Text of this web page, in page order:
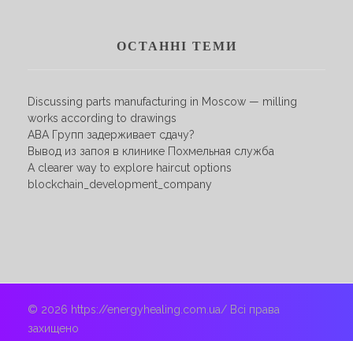
ОСТАННІ ТЕМИ
Discussing parts manufacturing in Moscow — milling
works according to drawings
АВА Групп задерживает сдачу?
Вывод из запоя в клинике Похмельная служба
A clearer way to explore haircut options
blockchain_development_company
© 2026 https://energyhealing.com.ua/ Всі права
захищено